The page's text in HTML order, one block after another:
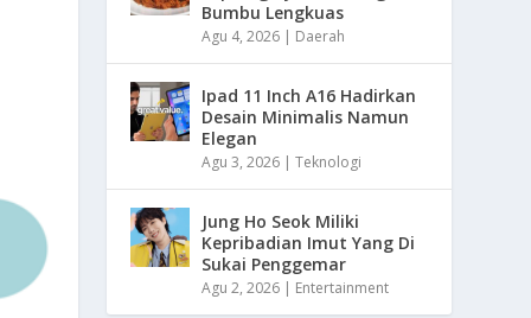
Bumbu Lengkuas
Agu 4, 2026 | Daerah
Ipad 11 Inch A16 Hadirkan
Desain Minimalis Namun
Elegan
Agu 3, 2026 |Teknologi
Jung Ho Seok Miliki
Kepribadian Imut Yang Di
Sukai Penggemar
Agu 2, 2026 | Entertainment